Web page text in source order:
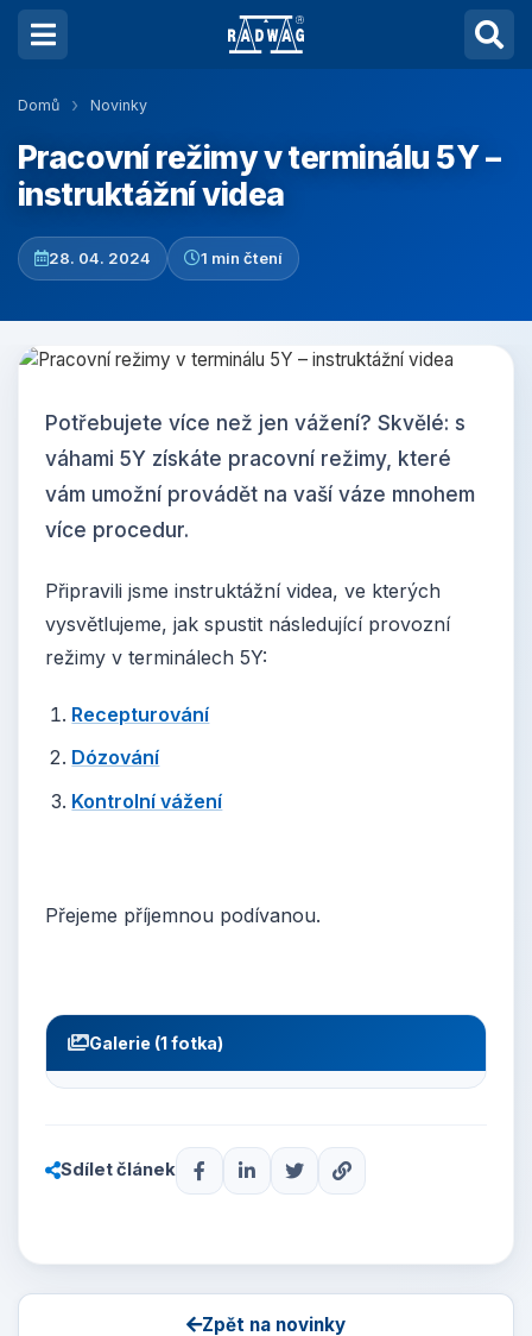
Domů Novinky
Pracovní režimy v terminálu 5Y –
instruktážní videa
28. 04. 2024 1 min čtení
Potřebujete více než jen vážení? Skvělé: s
váhami 5Y získáte pracovní režimy, které
vám umožní provádět na vaší váze mnohem
více procedur.
Připravili jsme instruktážní videa, ve kterých
vysvětlujeme, jak spustit následující provozní
režimy v terminálech 5Y:
Recepturování
Dózování
Kontrolní vážení
Přejeme příjemnou podívanou.
Galerie (1 fotka)
Sdílet článek
Zpět na novinky